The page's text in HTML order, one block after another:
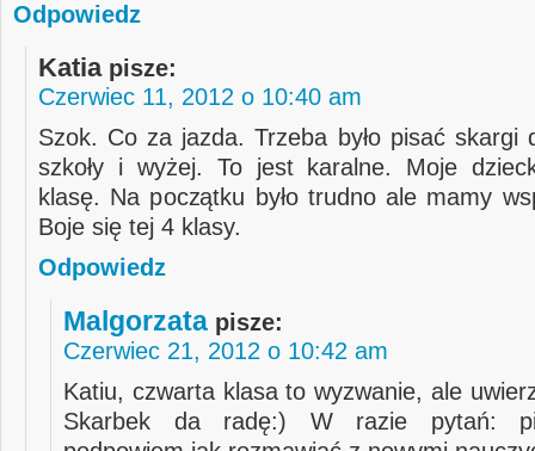
Odpowiedz
Katia pisze:
Czerwiec 11, 2012 o 10:40 am
Szok. Co za jazda. Trzeba było pisać skargi
szkoły i wyżej. To jest karalne. Moje
klasę. Na początku było trudno ale mamy
Boje się tej 4 klasy.
Odpowiedz
Malgorzata pisze:
Czerwiec 21, 2012 o 10:42 am
Katiu, czwarta klasa to wyzwanie, ale
Skarbek da radę:) W razie pytań: